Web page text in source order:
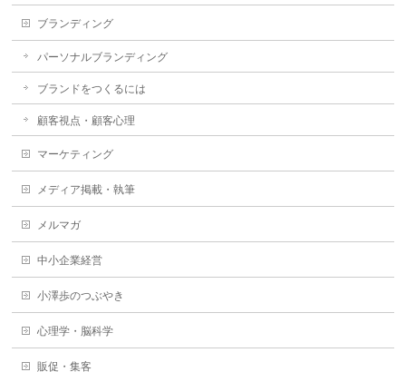
ブランディング
パーソナルブランディング
ブランドをつくるには
顧客視点・顧客心理
マーケティング
メディア掲載・執筆
メルマガ
中小企業経営
小澤歩のつぶやき
心理学・脳科学
販促・集客